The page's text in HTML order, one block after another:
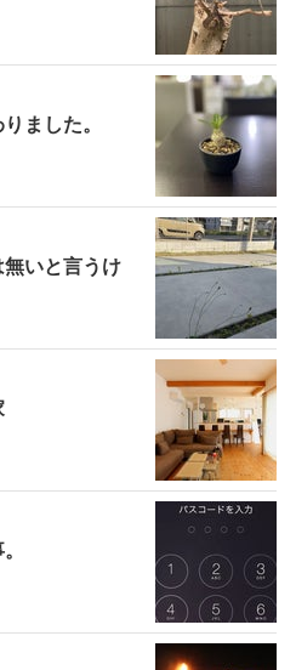
ました。
無いと言うけ